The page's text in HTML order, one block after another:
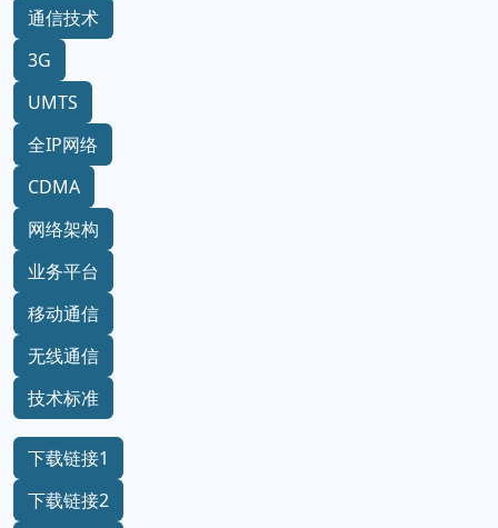
通信技术
3G
UMTS
全IP网络
CDMA
网络架构
业务平台
移动通信
无线通信
技术标准
下载链接1
下载链接2